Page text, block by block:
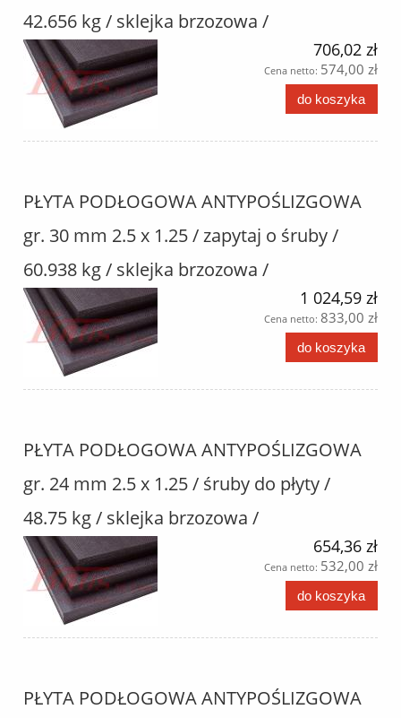
42.656 kg / sklejka brzozowa /
706,02 zł
Cena netto: 574,00 zł
do koszyka
PŁYTA PODŁOGOWA ANTYPOŚLIZGOWA
gr. 30 mm 2.5 x 1.25 / zapytaj o śruby /
60.938 kg / sklejka brzozowa /
1 024,59 zł
Cena netto: 833,00 zł
do koszyka
PŁYTA PODŁOGOWA ANTYPOŚLIZGOWA
gr. 24 mm 2.5 x 1.25 / śruby do płyty /
48.75 kg / sklejka brzozowa /
654,36 zł
Cena netto: 532,00 zł
do koszyka
PŁYTA PODŁOGOWA ANTYPOŚLIZGOWA